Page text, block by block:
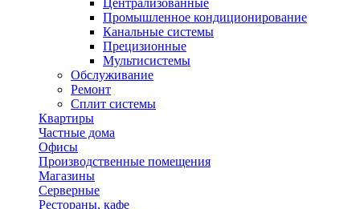
Централизованные
Промышленное кондиционирование
Канальные системы
Прецизионные
Мультисистемы
Обслуживание
Ремонт
Сплит системы
Квартиры
Частные дома
Офисы
Производственные помещения
Магазины
Серверные
Рестораны, кафе